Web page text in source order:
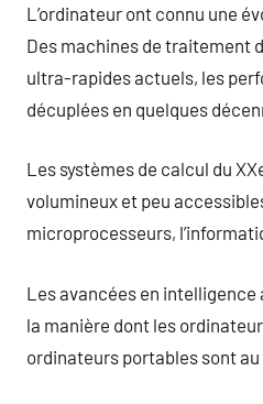
L’ordinateur ont connu une
Des machines de traitement
ultra-rapides actuels, les
décuplées en quelques
Les systèmes de calcul du
volumineux et peu
microprocesseurs,
Les avancées en
la manière dont les
ordinateurs portables sont